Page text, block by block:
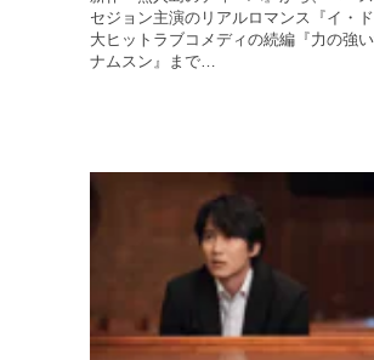
セジョン主演のリアルロマンス『イ・ド
大ヒットラブコメディの続編『力の強い
ナムスン』まで…